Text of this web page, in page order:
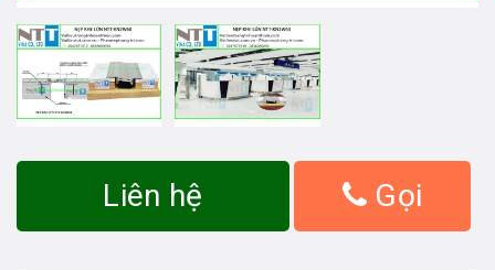
Liên hệ Gọi